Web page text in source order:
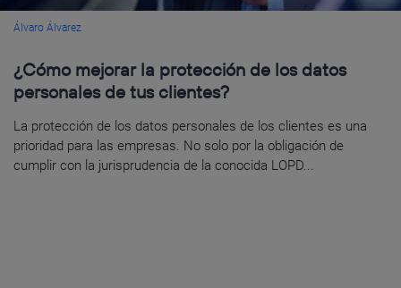
Álvaro Álvarez
¿Cómo mejorar la protección de los datos
personales de tus clientes?
La protección de los datos personales de los clientes es una
prioridad para las empresas. No solo por la obligación de
cumplir con la jurisprudencia de la conocida LOPD...